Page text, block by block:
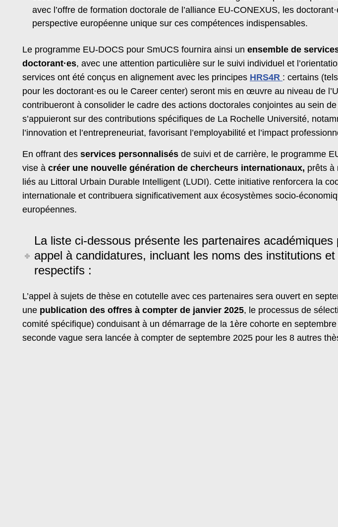
avec l’offre de formation doctorale de l’alliance EU-CONEXUS, les
perspective européenne unique sur ces compétences indispensables.
Le programme EU-DOCS pour SmUCS fournira ainsi un ensemble de
doctorant·es, avec une attention particulière sur le suivi individuel et
services ont été conçus en alignement avec les principes HRS4R : certains
pour les doctorant·es ou le Career center) seront mis en œuvre au niveau de
contribueront à consolider le cadre des actions doctorales conjointes au sein
s’appuieront sur des contributions spécifiques de La Rochelle Université,
l’innovation et l’entrepreneuriat, favorisant l’employabilité et l’impact
En offrant des services personnalisés de suivi et de carrière, le programme
vise à créer une nouvelle génération de chercheurs internationaux, prêts à
liés au Littoral Urbain Durable Intelligent (LUDI). Cette initiative renforcera la
internationale et contribuera significativement aux écosystèmes socio-
européennes.
La liste ci-dessous présente les partenaires académiques
appel à candidatures, incluant les noms des institutions
respectifs :
L’appel à sujets de thèse en cotutelle avec ces partenaires sera ouvert en
une publication des offres à compter de janvier 2025, le processus de
comité spécifique) conduisant à un démarrage de la 1ère cohorte en
seconde vague sera lancée à compter de septembre 2025 pour les 8 autres